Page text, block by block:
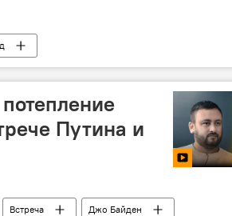
Путина и
Встреча Джо Байден